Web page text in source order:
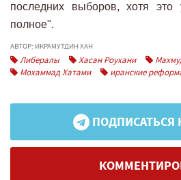
последних выборов, хотя это
полное".
АВТОР: ИКРАМУТДИН ХАН
Либералы Хасан Роухани
Мохаммад Хатами
иранские
ПОДПИСАТЬСЯ